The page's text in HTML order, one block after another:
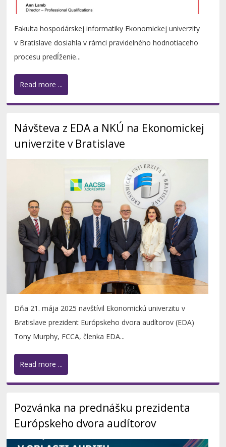
Fakulta hospodárskej informatiky Ekonomickej univerzity
v Bratislave dosiahla v rámci pravidelného hodnotiaceho
procesu predĺženie...
Read more ...
Návšteva z EDA a NKÚ na Ekonomickej
univerzite v Bratislave
Dňa 21. mája 2025 navštívil Ekonomickú univerzitu v
Bratislave prezident Európskeho dvora audítorov (EDA)
Tony Murphy, FCCA, členka EDA...
Read more ...
Pozvánka na prednášku prezidenta
Európskeho dvora audítorov